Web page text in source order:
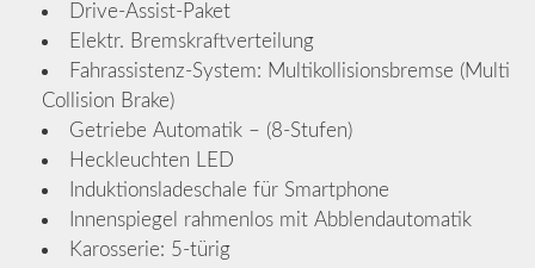
Drive-Assist-Paket
Elektr. Bremskraftverteilung
Fahrassistenz-System: Multikollisionsbremse (Multi
Collision Brake)
Getriebe Automatik – (8-Stufen)
Heckleuchten LED
Induktionsladeschale für Smartphone
Innenspiegel rahmenlos mit Abblendautomatik
Karosserie: 5-türig